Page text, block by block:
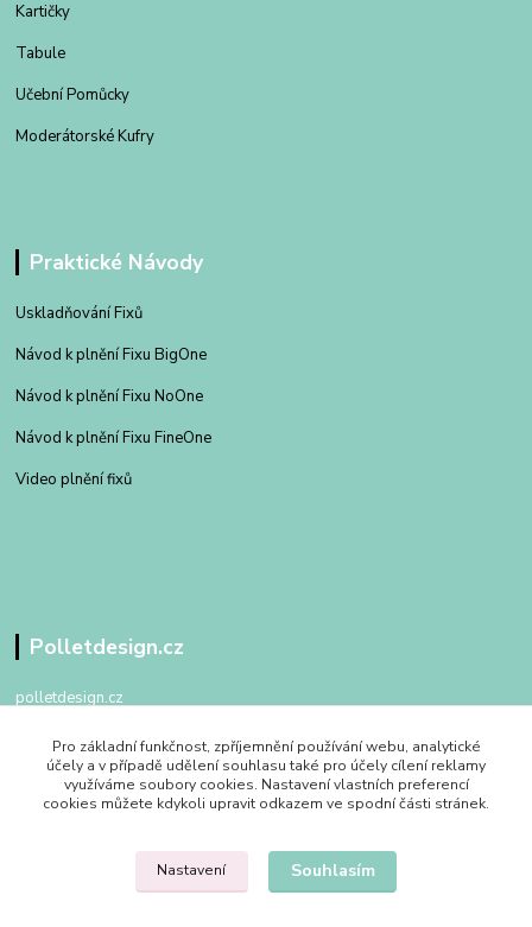
Kartičky
Tabule
Učební Pomůcky
Moderátorské Kufry
Praktické Návody
Uskladňování Fixů
Návod k plnění Fixu BigOne
Návod k plnění Fixu NoOne
Návod k plnění Fixu FineOne
Video plnění fixů
Polletdesign.cz
polletdesign.cz
+420 602 475 762
po - pa 09:00 - 17:00
Pro základní funkčnost, zpříjemnění používání webu, analytické
účely a v případě udělení souhlasu také pro účely cílení reklamy
využíváme soubory cookies. Nastavení vlastních preferencí
cookies můžete kdykoli upravit odkazem ve spodní části stránek.
Nastavení Souhlasím